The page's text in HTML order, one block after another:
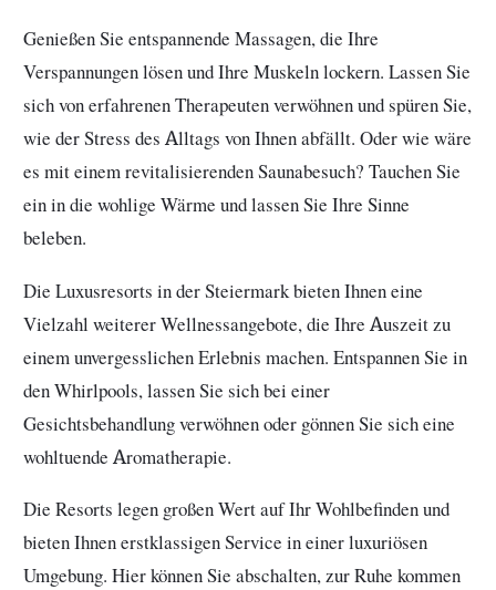
Genießen Sie entspannende Massagen, die Ihre
Verspannungen lösen und Ihre Muskeln lockern. Lassen Sie
sich von erfahrenen Therapeuten verwöhnen und spüren Sie,
wie der Stress des Alltags von Ihnen abfällt. Oder wie wäre
es mit einem revitalisierenden Saunabesuch? Tauchen Sie
ein in die wohlige Wärme und lassen Sie Ihre Sinne
beleben.
Die Luxusresorts in der Steiermark bieten Ihnen eine
Vielzahl weiterer Wellnessangebote, die Ihre Auszeit zu
einem unvergesslichen Erlebnis machen. Entspannen Sie in
den Whirlpools, lassen Sie sich bei einer
Gesichtsbehandlung verwöhnen oder gönnen Sie sich eine
wohltuende Aromatherapie.
Die Resorts legen großen Wert auf Ihr Wohlbefinden und
bieten Ihnen erstklassigen Service in einer luxuriösen
Umgebung. Hier können Sie abschalten, zur Ruhe kommen